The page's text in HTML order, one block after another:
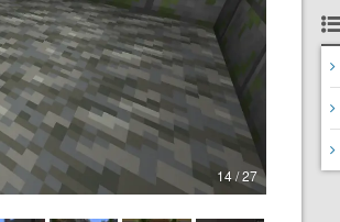
14 / 27